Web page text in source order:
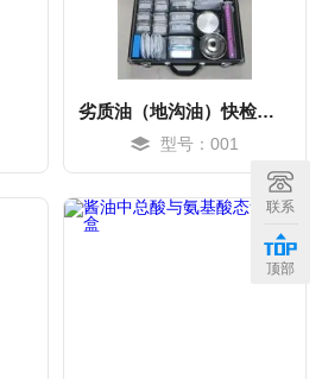
劣质油（地沟油）快检箱 食用油安全快速检测箱
型号：001
联系
顶部